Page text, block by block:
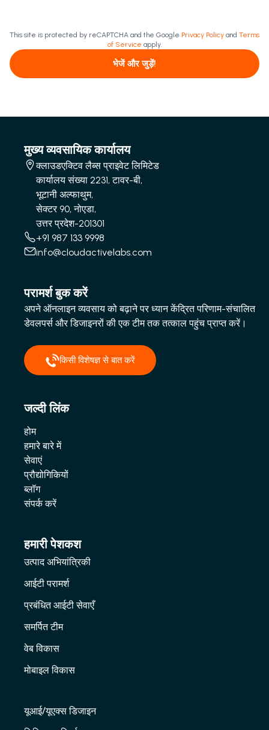
This site is protected by reCAPTCHA and the Google Privacy Policy and Terms
of Service apply.
भेजें और जुड़ें!
मुख्य व्यवसायिक कार्यालय
क्लाउडएक्टिव लैब्स प्राइवेट लिमिटेड
कार्यालय संख्या 2231, टावर-बी,
भूटानी अल्फाथुम,
सेक्टर 90, नोएडा,
उत्तर प्रदेश-201301
+91 987 133 9998
info@cloudactivelabs.com
परामर्श बुक करें
अपने ऑनलाइन व्यवसाय को बढ़ाने पर ध्यान केंद्रित परिणाम-संचालित
डेवलपर्स और डिजाइनरों की एक टीम तक तत्काल पहुंच प्राप्त करें।
किसी विशेषज्ञ से बात करें
जल्दी लिंक
होम
हमारे बारे में
सेवाएं
प्रौद्योगिकियों
ब्लॉग
संपर्क करें
हमारी पेशकश
उत्पाद अभियांत्रिकी
आईटी परामर्श
प्रबंधित आईटी सेवाएँ
समर्पित टीम
वेब विकास
मोबाइल विकास
यूआई/यूएक्स डिजाइन